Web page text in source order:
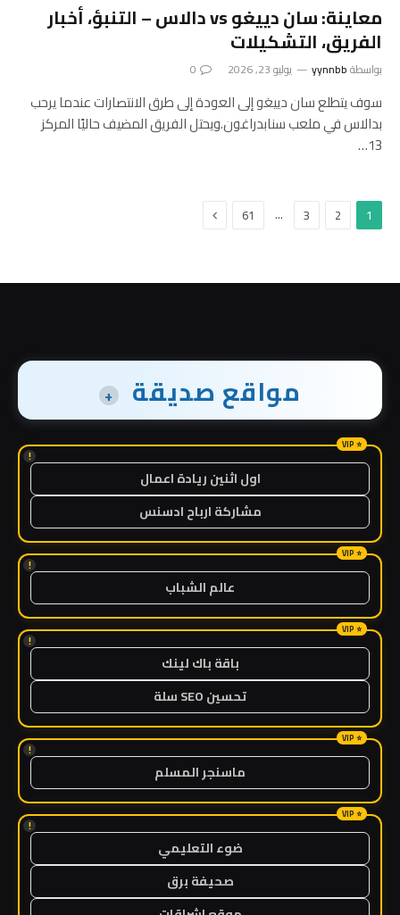
معاينة: سان دييغو vs دالاس – التنبؤ، أخبار
الفريق، التشكيلات
بواسطةyynnbb يوليو 23, 2026 0
سوف يتطلع سان دييغو إلى العودة إلى طرق الانتصارات عندما يرحب
بدالاس في ملعب سنابدراغون.ويحتل الفريق المضيف حاليًا المركز
13…
1
2
3
…
61 التالي
مواقع صديقة +
!
اول اثنين ريادة اعمال
مشاركة ارباح ادسنس
!
عالم الشباب
!
باقة باك لينك
تحسين SEO سلة
!
ماسنجر المسلم
!
ضوء التعليمي
صحيفة برق